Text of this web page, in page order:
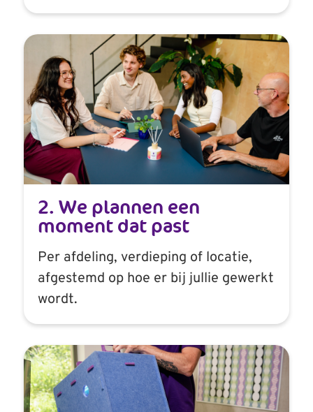
2. We plannen een
moment dat past
Per afdeling, verdieping of locatie,
afgestemd op hoe er bij jullie gewerkt
wordt.